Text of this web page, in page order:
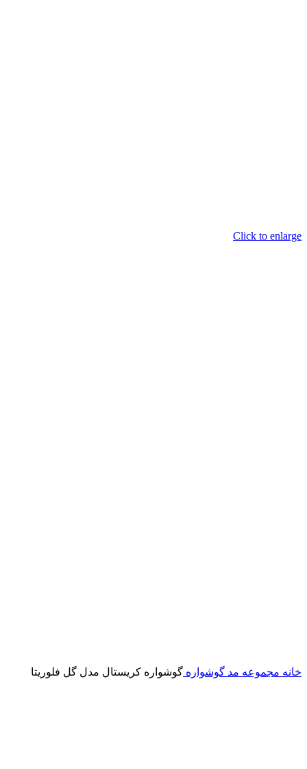
Click to enlarge
خانه مجموعه مد گوشواره گوشواره کریستال مدل گل فلوریتا